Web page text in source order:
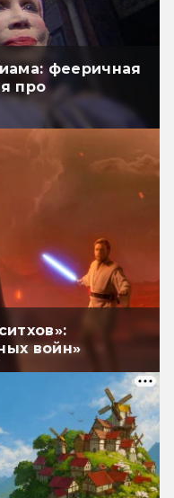
фееричная
про
войн»